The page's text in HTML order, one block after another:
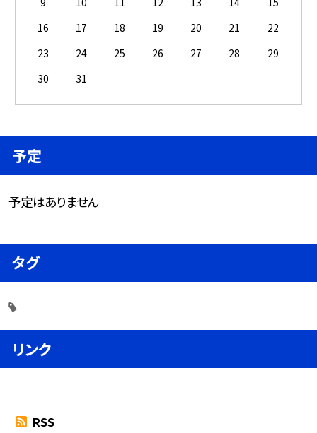
16
17 18 19 20 21
22
23
24 25 26 27 28
29
30
31
予定
予定はありません
タグ
リンク
RSS